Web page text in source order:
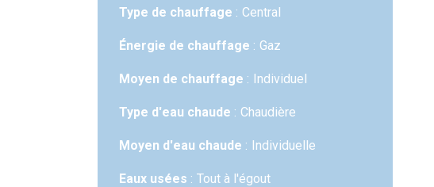
Type de chauffage Central
Énergie de chauffage Gaz
Moyen de chauffage Individuel
Type d'eau chaude Chaudière
Moyen d'eau chaude Individuelle
Eaux usées Tout à l'égout